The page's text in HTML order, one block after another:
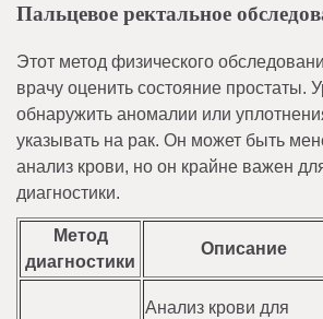
Пальцевое ректальное
Этот метод физического
врачу оценить состояние простаты.
обнаружить аномалии или
указывать на рак. Он может быть
анализ крови, но он крайне важен
диагностики.
Метод
диагностики
Описание
Анализ крови для